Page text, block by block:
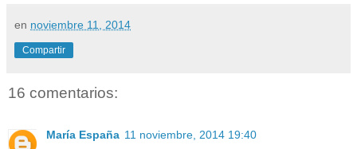
en noviembre 11, 2014
Compartir
16 comentarios:
María España 11 noviembre, 2014 19:40